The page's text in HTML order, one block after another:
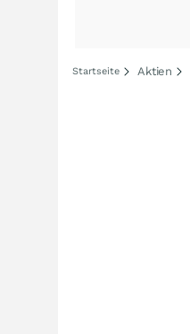
Startseite Aktien